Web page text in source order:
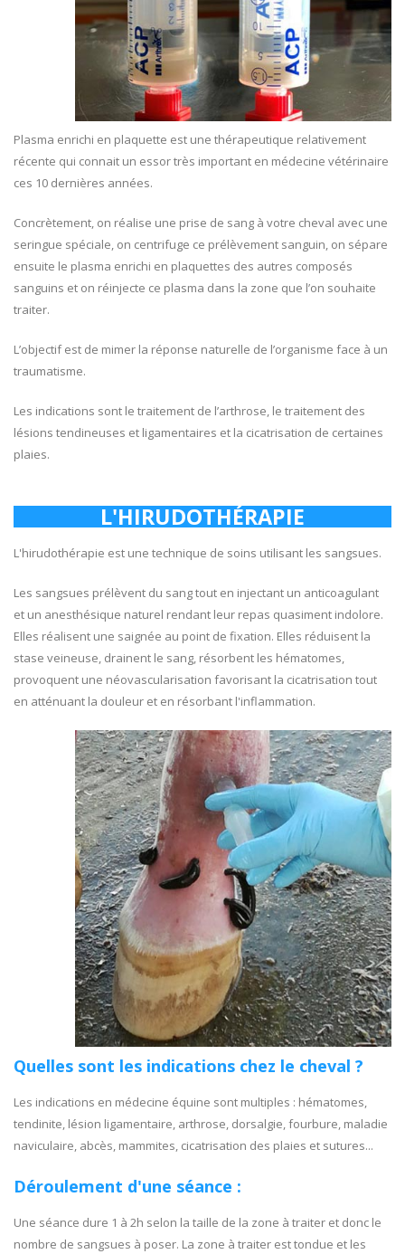
Plasma enrichi en plaquette est une thérapeutique relativement
récente qui connait un essor très important en médecine vétérinaire
ces 10 dernières années.
Concrètement, on réalise une prise de sang à votre cheval avec une
seringue spéciale, on centrifuge ce prélèvement sanguin, on sépare
ensuite le plasma enrichi en plaquettes des autres composés
sanguins et on réinjecte ce plasma dans la zone que l’on souhaite
traiter.
L’objectif est de mimer la réponse naturelle de l’organisme face à un
traumatisme.
Les indications sont le traitement de l’arthrose, le traitement des
lésions tendineuses et ligamentaires et la cicatrisation de certaines
plaies.
L'HIRUDOTHÉRAPIE
L'hirudothérapie est une technique de soins utilisant les sangsues.
Les sangsues prélèvent du sang tout en injectant un anticoagulant
et un anesthésique naturel rendant leur repas quasiment indolore.
Elles réalisent une saignée au point de fixation. Elles réduisent la
stase veineuse, drainent le sang, résorbent les hématomes,
provoquent une néovascularisation favorisant la cicatrisation tout
en atténuant la douleur et en résorbant l'inflammation.
Quelles sont les indications chez le cheval ?
Les indications en médecine équine sont multiples : hématomes,
tendinite, lésion ligamentaire, arthrose, dorsalgie, fourbure, maladie
naviculaire, abcès, mammites, cicatrisation des plaies et sutures...
Déroulement d'une séance :
Une séance dure 1 à 2h selon la taille de la zone à traiter et donc le
nombre de sangsues à poser. La zone à traiter est tondue et les